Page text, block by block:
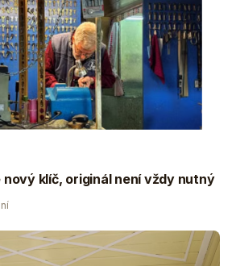
klíč, originál není vždy nutný